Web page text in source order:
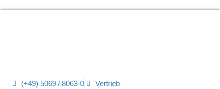
(+49) 5069 / 8063-0
Vertrieb